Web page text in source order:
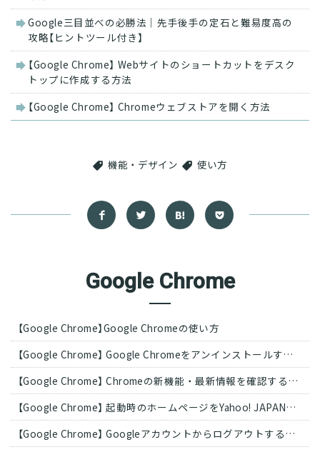
事
Google三目並べの必勝法｜先手後手の定石と難易度高の
攻略【ヒントツール付き】
【Google Chrome】 Webサイトのショートカットをデスク
トップに作成する方法
【Google Chrome】 Chromeウェブストアを開く方法
機能・デザイン 使い方
Google Chrome
【Google Chrome】Google Chromeの使い方
【Google Chrome】 Google Chromeをアンインストールする方法(Windows11)
【Google Chrome】 Chromeの新機能・最新情報を確認する方法
【Google Chrome】 起動時のホームページをYahoo! JAPANに変更する方法
【Google Chrome】 Googleアカウントからログアウトする方法